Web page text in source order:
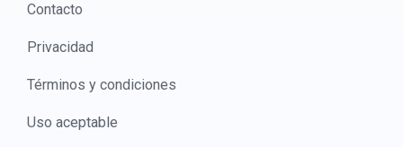
Contacto
Privacidad
Términos y condiciones
Uso aceptable